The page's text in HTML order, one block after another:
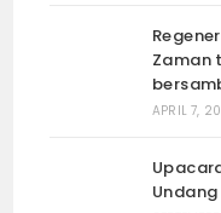
Zaman
APRIL 7,